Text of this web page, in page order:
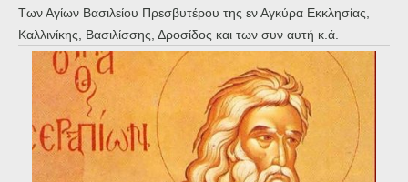
Των Αγίων Βασιλείου Πρεσβυτέρου της εν Αγκύρα Εκκλησίας,
Καλλινίκης, Βασιλίσσης, Δροσίδος και των συν αυτή κ.ά.